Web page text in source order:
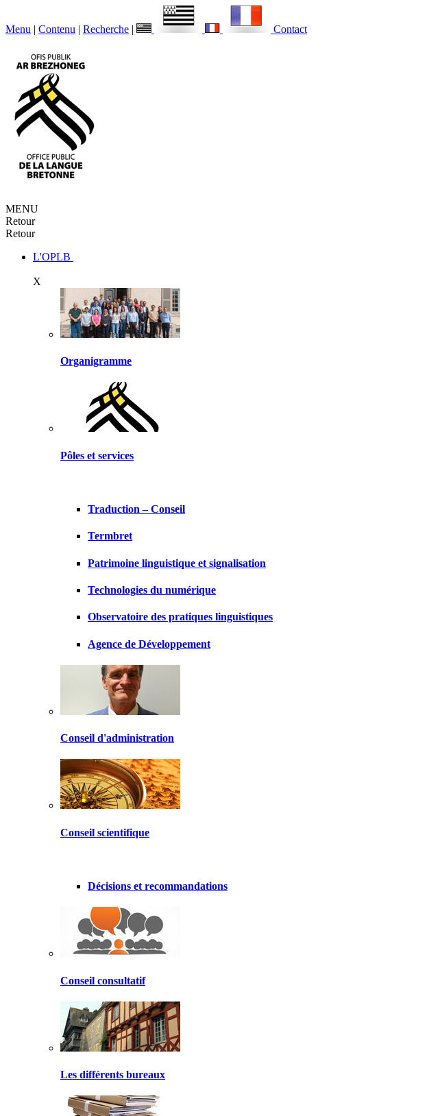
Menu | Contenu | Recherche | Contact
MENU
Retour
Retour
L'OPLB
X
Organigramme
Pôles et services
Traduction – Conseil
Termbret
Patrimoine linguistique et signalisation
Technologies du numérique
Observatoire des pratiques linguistiques
Agence de Développement
Conseil d'administration
Conseil scientifique
Décisions et recommandations
Conseil consultatif
Les différents bureaux